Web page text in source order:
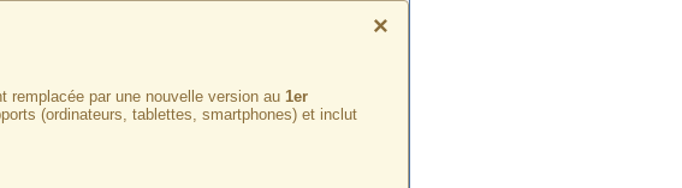
×
par une nouvelle version au 1er
(ordinateurs, tablettes, smartphones) et inclut